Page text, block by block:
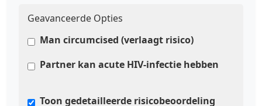
Geavanceerde Opties
Man circumcised (verlaagt risico)
Partner kan acute HIV-infectie hebben
Toon gedetailleerde risicobeoordeling